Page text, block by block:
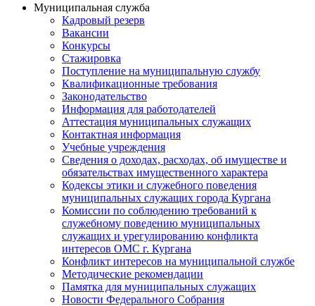
Муниципальная служба
Кадровый резерв
Вакансии
Конкурсы
Стажировка
Поступление на муниципальную службу
Квалификационные требования
Законодательство
Информация для работодателей
Аттестация муниципальных служащих
Контактная информация
Учебные учреждения
Сведения о доходах, расходах, об имуществе и
обязательствах имущественного характера
Кодексы этики и служебного поведения
муниципальных служащих города Кургана
Комиссии по соблюдению требований к
служебному поведению муниципальных
служащих и урегулированию конфликта
интересов ОМС г. Кургана
Конфликт интересов на муниципальной службе
Методические рекомендации
Памятка для муниципальных служащих
Новости Федерального Cобрания